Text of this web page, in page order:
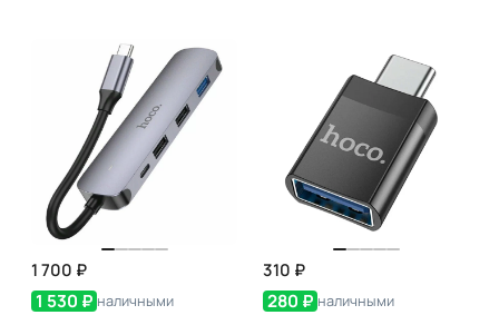
1 700 ₽
1 530 ₽ наличными
310 ₽
280 ₽ наличными